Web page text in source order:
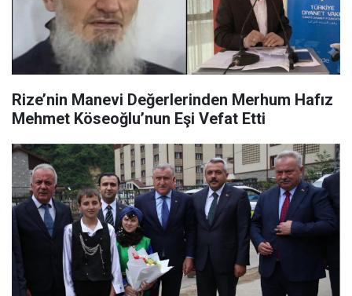
Rize’nin Manevi Değerlerinden Merhum Hafız
Mehmet Köseoğlu’nun Eşi Vefat Etti